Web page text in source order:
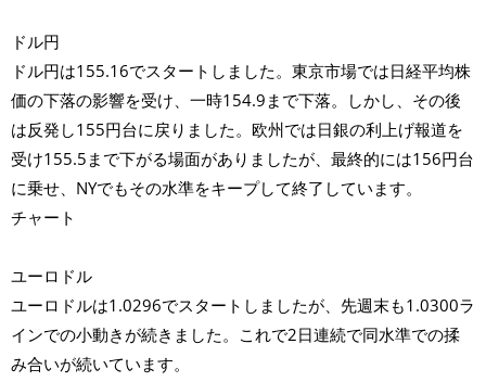
ドル円
ドル円は155.16でスタートしました。東京市場では日経平均株
価の下落の影響を受け、一時154.9まで下落。しかし、その後
は反発し155円台に戻りました。欧州では日銀の利上げ報道を
受け155.5まで下がる場面がありましたが、最終的には156円台
に乗せ、NYでもその水準をキープして終了しています。
チャート
ユーロドル
ユーロドルは1.0296でスタートしましたが、先週末も1.0300ラ
インでの小動きが続きました。これで2日連続で同水準での揉
み合いが続いています。